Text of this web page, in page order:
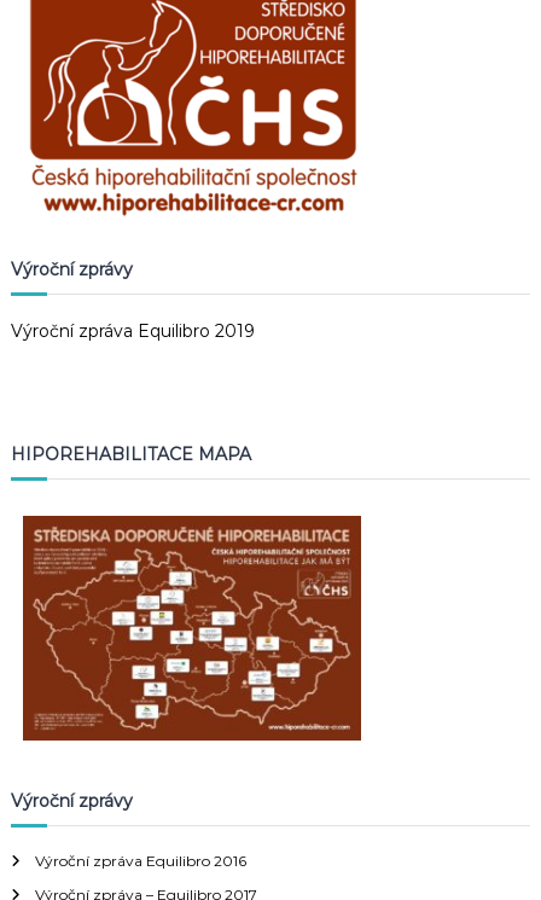
Výroční zprávy
Výroční zpráva Equilibro 2019
HIPOREHABILITACE MAPA
Výroční zprávy
Výroční zpráva Equilibro 2016
Výroční zpráva – Equilibro 2017